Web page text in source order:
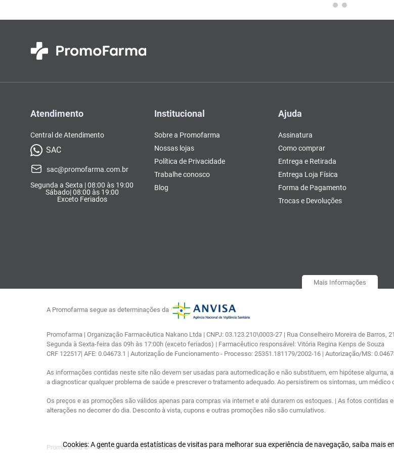
Cookies: A gente guarda estatísticas de visitas para melhorar sua experiência de navegação, saiba mais
Atendimento
Central de Atendimento
SAC
sac@promofarma.com.br
Segunda a Sexta | 08:00 às 19:00
Sábado| 08:00 às 19:00
Exceto Feriados
Institucional
Sobre a Promofarma
Nossas lojas
Política de Privacidade
Trabalhe conosco
Blog
Ajuda
Assinatura
Como comprar
Entrega e Retirada
Entrega Loja Física
Forma de Pagamento
Trocas e Devoluções
Mais Informações
A Promofarma segue as determinações da
Promofarma | Organização Farmacêutica Nakano Ltda | CNPJ: 03.123.210\0003-27 | Rua Conselheiro Moreira de Barros,
Segunda à Sexta-feira das 09h às 17:00h (exceto feriados) | Farmacêutico responsável: Vitória Regina Kenps de Souza
CRF 122517| AFE: 0.04673.1 | Autorização de Funcionamento - Processo: 25351.181179/2002-16 | Autorização/MS:
As informações contidas neste site não devem ser usadas para automedicação e não substituem, em hipótese
a diagnosticar qualquer problema de saúde e prescrever o tratamento adequado. Ao persistirem os sintomas, um médico
Os preços e as promoções são válidos apenas para compras via internet e até durarem os estoques. | As fotos
alterações no decorrer do dia. Desconto à vista, cupons e outras promoções não são cumulativos.
Promofarma © - Todos os direitos reservados.